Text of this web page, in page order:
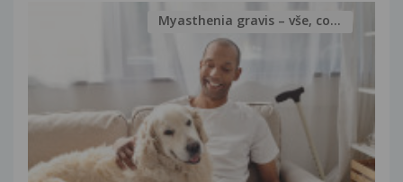
Myasthenia gravis – vše, co...